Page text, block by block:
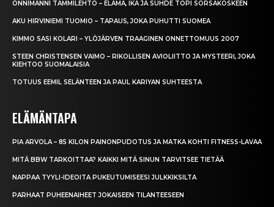
ONNIMANNI TAMMILEHTO – ELÄMÄ, IKÄ JA SUHDE TOPI SORSAKOSKEEN
AKU HIRVINIEMI TUOMIO – TAPAUS, JOKA PUHUTTI SUOMEA
KIMMO SASI KOLARI – YLÖJÄRVEN TRAAGINEN ONNETTOMUUS 2007
STEEN CHRISTENSEN VAIMO – RIKOLLISEN AVIOLIITTO JA MYSTEERI, JOKA
KIEHTOO SUOMALAISIA
TOTUUS EEMIL SELÄNTEEN JA PAUL KARIYAN SUHTEESTA
ELÄMÄNTAPA
PIA ARVOLA – 85 KILON PAINONPUDOTUS JA MATKA KOHTI FITNESS-LAVAA
MITÄ BBW TARKOITTAA? KAIKKI MITÄ SINUN TARVITSEE TIETÄÄ
NAPPAA TYYLI-IDEOITA PUKEUTUMISEESI JULKKIKSILTA
PARHAAT PUHEENAIHEET JOKAISEEN TILANTEESEEN